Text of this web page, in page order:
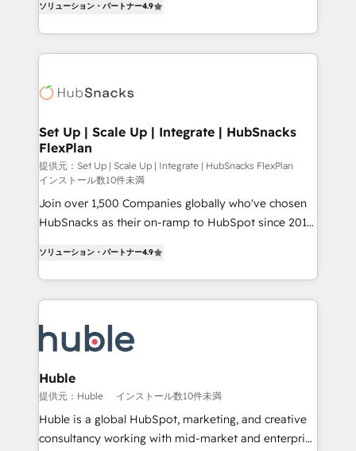
Growth-Driven Design Agency of the Year 🏆2016
Sales Enablement HubSpot Impact Award 🏆2015
HubSpot COS Performance Award 🏆2014 HubSpot
COS Design Award 🏆2013 HubSpot Marketplace
Partner 📆Founded in 1997
developing a new website to lead generation and
digital marketing; we do it all (and with great
results)! In short, our services include: - HubSpot
HubSpot development: websites, custom modules,
marketing, advertising, campaigns, content and
design We connect people, data and technology to
improve customer experiences. With our bright
people, exciting ideas and can-do mentality, we
ensure revenue growth on a daily basis. So tell us
your challenge; our passionate and growth driven
ソリューション・パートナー4.9
Set Up | Scale Up | Integrate | HubSnacks
FlexPlan
提供元：Set Up | Scale Up | Integrate | HubSnacks FlexPlan
インストール数10件未満
Join over 1,500 Companies globally who've chosen
HubSnacks as their on-ramp to HubSpot since 2014
1️⃣ Set Up | Onboarding New or Check-fixing existing
HubSpot portals 2️⃣ Scale Up | 100% HubSpot Task
Execution... Global 24/7 ... All Experts 3️⃣ Integrate |
Slash months from your API Integration project... ⬅️
Click "Contact Business" ⬅️ to access 150+ Kickstart
Integration templates that put HubSpot in the center
of your tech stack, syncing... 🛍️ Shopify or
WooCommerce 💲 Stripe or Paypal 💰 Sage or
Netsuite 🤖 Google or Microsoft ✍️ DocuSign or
ソリューション・パートナー4.9
Huble
提供元：Huble インストール数10件未満
Huble is a global HubSpot, marketing, and creative
consultancy working with mid-market and enterprise